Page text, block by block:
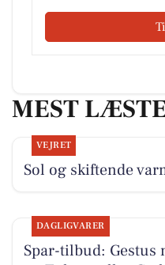
MEST
VEJRET
Sol og skiftende
DAGLIGVARER
Spar-tilbud: